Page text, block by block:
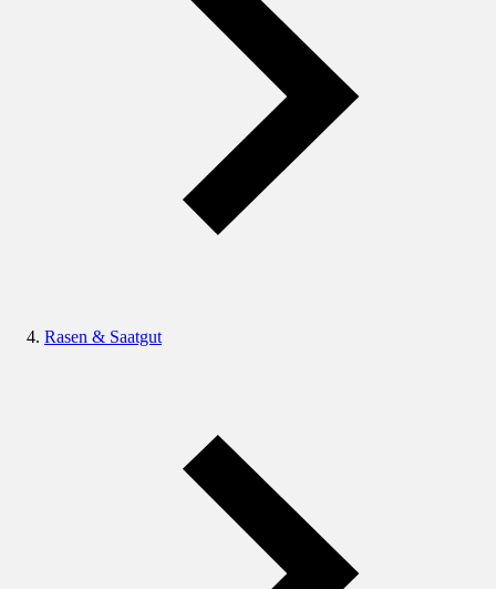
Rasen & Saatgut